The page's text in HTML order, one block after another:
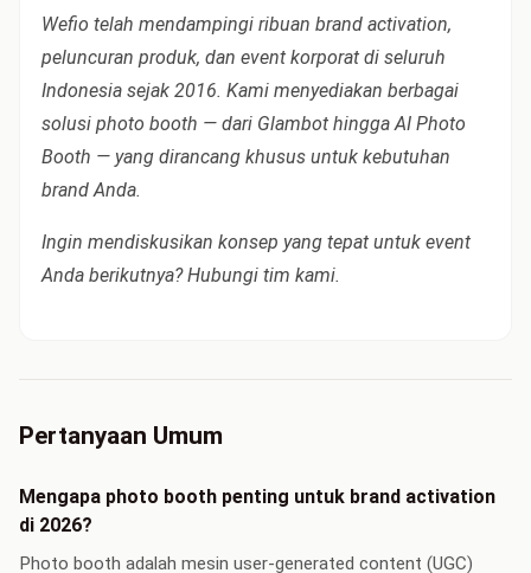
Wefio telah mendampingi ribuan brand activation,
peluncuran produk, dan event korporat di seluruh
Indonesia sejak 2016. Kami menyediakan berbagai
solusi photo booth — dari Glambot hingga AI Photo
Booth — yang dirancang khusus untuk kebutuhan
brand Anda.
Ingin mendiskusikan konsep yang tepat untuk event
Anda berikutnya? Hubungi tim kami.
Pertanyaan Umum
Mengapa photo booth penting untuk brand activation
di 2026?
Photo booth adalah mesin user-generated content (UGC)